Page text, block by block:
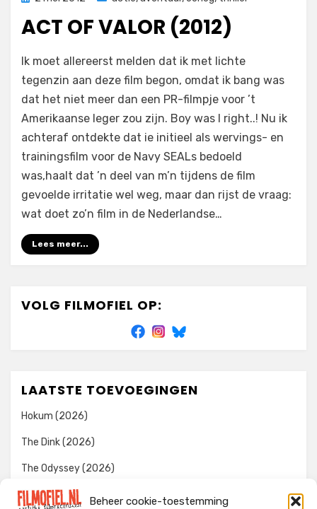
Beheer cookie-toestemming
ACT OF VALOR (2012)
doorFilmofiel.nl
2 reacties
of
Valor
(2012)
Ik moet allereerst melden dat ik met lichte
tegenzin aan deze film begon, omdat ik bang was
dat het niet meer dan een PR-filmpje voor ’t
Amerikaanse leger zou zijn. Boy was I right..! Nu ik
achteraf ontdekte dat ie initieel als wervings- en
trainingsfilm voor de Navy SEALs bedoeld
was,haalt dat ’n deel van m’n tijdens de film
gevoelde irritatie wel weg, maar dan rijst de vraag:
wat doet zo’n film in de Nederlandse…
Lees meer...
VOLG FILMOFIEL OP:
LAATSTE TOEVOEGINGEN
Hokum (2026)
The Dink (2026)
The Odyssey (2026)
Evil Dead Burn (2026)